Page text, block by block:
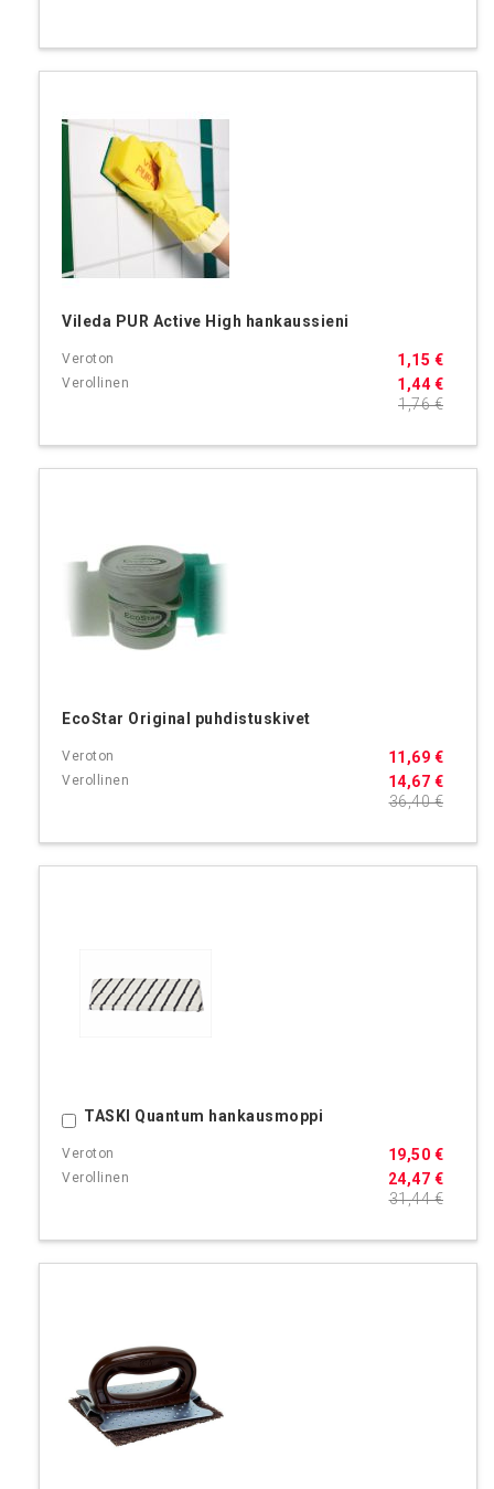
Vileda PUR Active High hankaussieni
1,44 €
1,15 €
1,76 €
EcoStar Original puhdistuskivet
14,67 €
11,69 €
36,40 €
TASKI Quantum hankausmoppi
24,47 €
19,50 €
31,44 €
Ostoskoriin